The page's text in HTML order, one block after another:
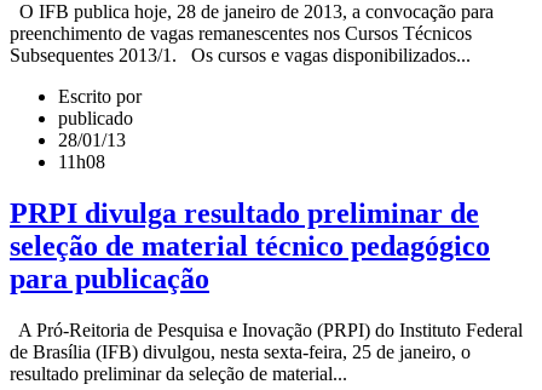
O IFB publica hoje, 28 de janeiro de 2013, a convocação para
preenchimento de vagas remanescentes nos Cursos Técnicos
Subsequentes 2013/1. Os cursos e vagas disponibilizados...
Escrito por
publicado
28/01/13
11h08
PRPI divulga resultado preliminar de
seleção de material técnico pedagógico
para publicação
A Pró-Reitoria de Pesquisa e Inovação (PRPI) do Instituto Federal
de Brasília (IFB) divulgou, nesta sexta-feira, 25 de janeiro, o
resultado preliminar da seleção de material...